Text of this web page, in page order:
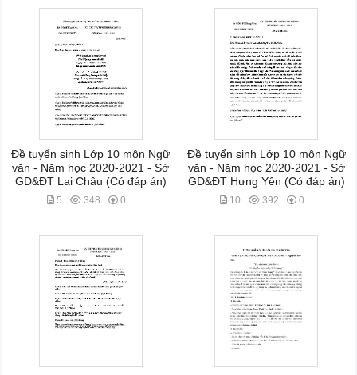
Đề tuyển sinh Lớp 10 môn Ngữ
văn - Năm học 2020-2021 - Sở
GD&ĐT Lai Châu (Có đáp án)
5 348 0
Đề tuyển sinh Lớp 10 môn Ngữ
văn - Năm học 2020-2021 - Sở
GD&ĐT Hưng Yên (Có đáp án)
10 392 0